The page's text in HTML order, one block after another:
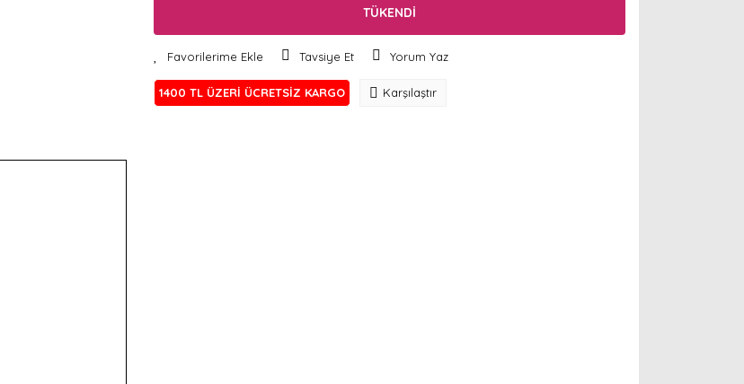
TÜKENDİ
Tavsiye Et Yorum Yaz
1400 TL ÜZERİ ÜCRETSİZ KARGO Karşılaştır